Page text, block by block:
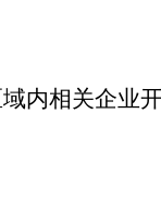
内相关企业